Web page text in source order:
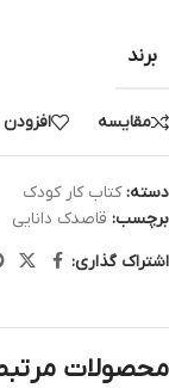
برند
مقایسه
دسته: کتاب کار کودک
برچسب: قاصدک دانایی
اشتراک گذاری:
محصولات